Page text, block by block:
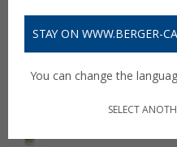
STAY ON WWW.BERGER-
You can change the
SELECT